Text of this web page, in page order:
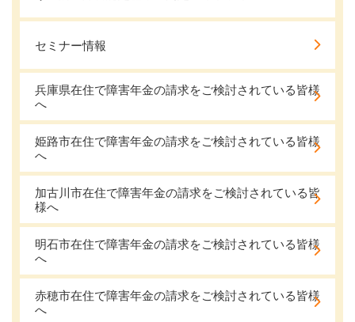
セミナー情報
兵庫県在住で障害年金の請求をご検討されている皆様
へ
姫路市在住で障害年金の請求をご検討されている皆様
へ
加古川市在住で障害年金の請求をご検討されている皆
様へ
明石市在住で障害年金の請求をご検討されている皆様
へ
赤穂市在住で障害年金の請求をご検討されている皆様
へ